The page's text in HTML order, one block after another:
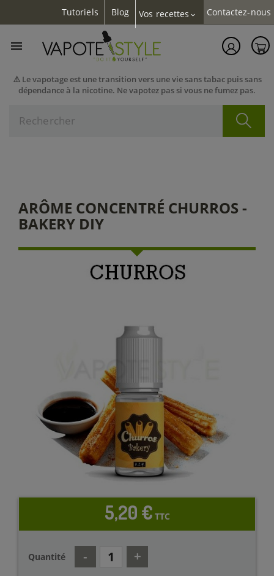
Tutoriels Blog Vos recettes expand_more Contactez-nous
⚠️ Le vapotage est une transition vers une vie sans tabac puis sans
dépendance à la nicotine. Ne vapotez pas si vous ne fumez pas.

ARÔME CONCENTRÉ CHURROS -
BAKERY DIY
5,20 € TTC
Quantité